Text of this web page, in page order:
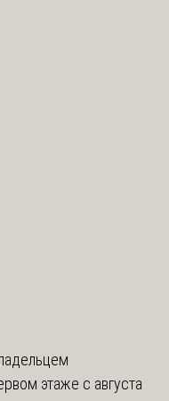
этаже с августа